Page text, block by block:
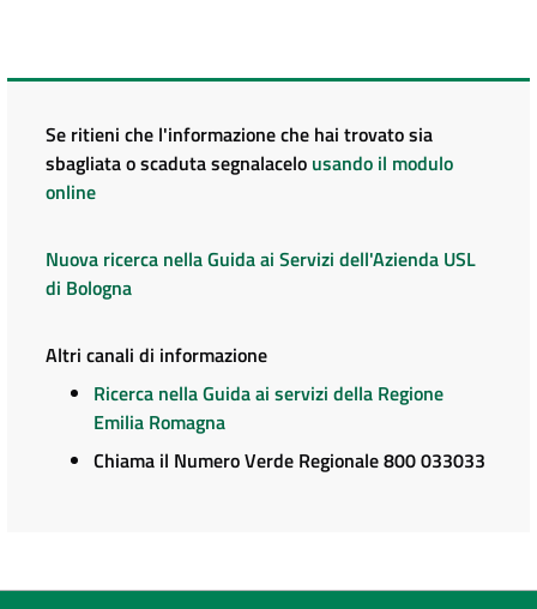
Se ritieni che l'informazione che hai trovato sia
sbagliata o scaduta segnalacelo usando il modulo
online
Nuova ricerca nella Guida ai Servizi dell'Azienda USL
di Bologna
Altri canali di informazione
Ricerca nella Guida ai servizi della Regione
Emilia Romagna
Chiama il Numero Verde Regionale 800 033033